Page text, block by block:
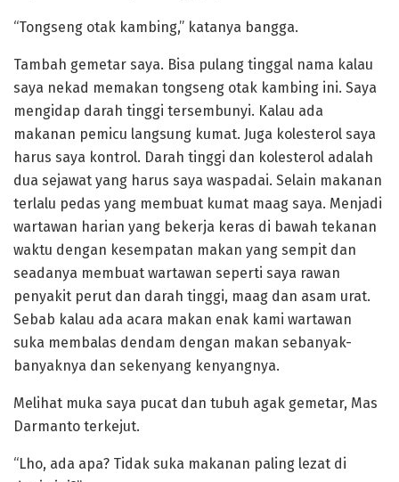
“Tongseng otak kambing,” katanya bangga.
Tambah gemetar saya. Bisa pulang tinggal nama kalau
saya nekad memakan tongseng otak kambing ini. Saya
mengidap darah tinggi tersembunyi. Kalau ada
makanan pemicu langsung kumat. Juga kolesterol saya
harus saya kontrol. Darah tinggi dan kolesterol adalah
dua sejawat yang harus saya waspadai. Selain makanan
terlalu pedas yang membuat kumat maag saya. Menjadi
wartawan harian yang bekerja keras di bawah tekanan
waktu dengan kesempatan makan yang sempit dan
seadanya membuat wartawan seperti saya rawan
penyakit perut dan darah tinggi, maag dan asam urat.
Sebab kalau ada acara makan enak kami wartawan
suka membalas dendam dengan makan sebanyak-
banyaknya dan sekenyang kenyangnya.
Melihat muka saya pucat dan tubuh agak gemetar, Mas
Darmanto terkejut.
“Lho, ada apa? Tidak suka makanan paling lezat di